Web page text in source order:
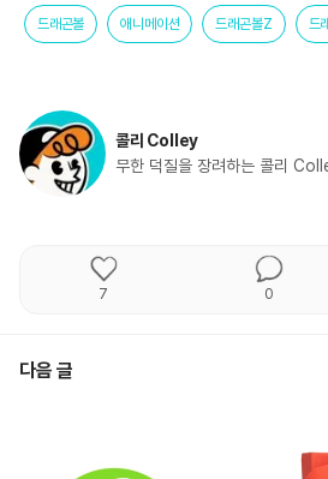
드래곤볼 애니메이션 드래곤볼Z 드
콜리 Colley
무한 덕질을 장려하는 콜리
7 0
다음 글